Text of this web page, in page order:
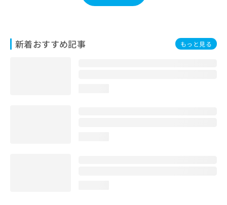
新着おすすめ記事 もっと見る
わ